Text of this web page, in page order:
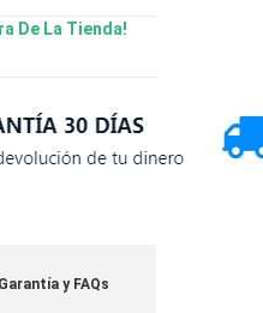
De La Tienda!
Garantía y FAQs